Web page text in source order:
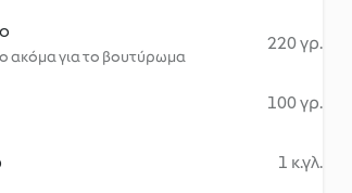
ακόμα για το βουτύρωμα
220 γρ.
100 γρ.
1 κ.γλ.